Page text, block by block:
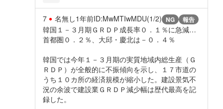
7 名無し1年前ID:MwMTIwMDU(1/2) NG 報告
韓国１－３月期ＧＲＤＰ成長率０．１％に急減…
首都圏０．２％、大邱・慶北は－０．４％
韓国では今年１－３月期の実質地域内総生産（Ｇ
ＲＤＰ）が全般的に不振傾向を示し、１７市道の
うち１０カ所の経済規模が縮小した。建設景気不
況の余波で建設業ＧＲＤＰ減少幅は歴代最高を記
録した。